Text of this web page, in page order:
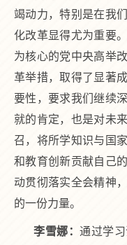
竭动力，特别是在我
化改革显得尤为重要
为核心的党中央高举
革举措，取得了显著
要性，要求我们继续
就的肯定，也是对未
召，将所学知识与国
和教育创新贡献自己
动贯彻落实全会精神
的一份力量。
李雪娜：通过学